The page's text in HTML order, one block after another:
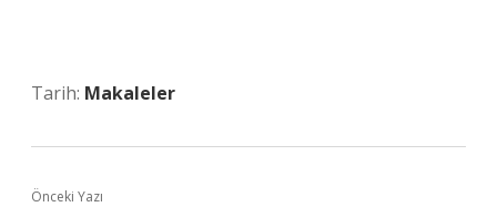
Tarih: Makaleler
Önceki Yazı